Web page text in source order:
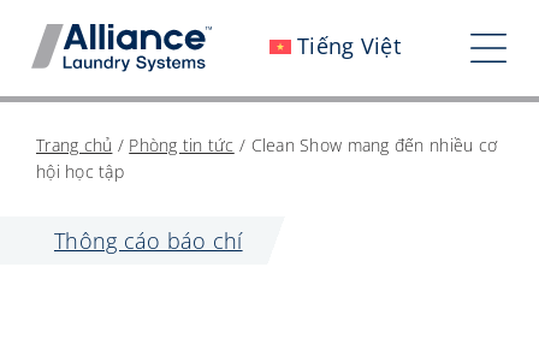
qua
Tiếng Việt
Làm việc với chúng tôi
Tác động của chúng tôi
Trang chủ / Phòng tin tức / Clean Show mang đến nhiều cơ
hội học tập
Thông cáo báo chí